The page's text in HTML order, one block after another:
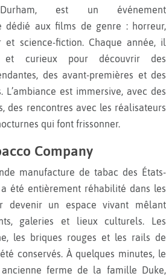
est un événement
dédié aux films de genre : horreur,
et science-fiction. Chaque année, il
et curieux pour découvrir des
des avant-premières et des
L’ambiance est immersive, avec des
des rencontres avec les réalisateurs
qui font frissonner.
Company
été entièrement réhabilité dans les
devenir un espace vivant mêlant
galeries et lieux culturels. Les
les briques rouges et les rails de
conservés. À quelques minutes, le
ancienne ferme de la famille Duke,